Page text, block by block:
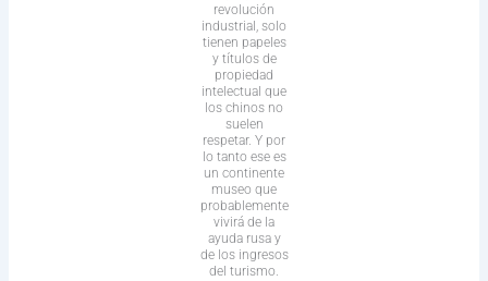
revolución
industrial, solo
tienen papeles
y títulos de
propiedad
intelectual que
los chinos no
suelen
respetar. Y por
lo tanto ese es
un continente
museo que
probablemente
vivirá de la
ayuda rusa y
de los ingresos
del turismo.